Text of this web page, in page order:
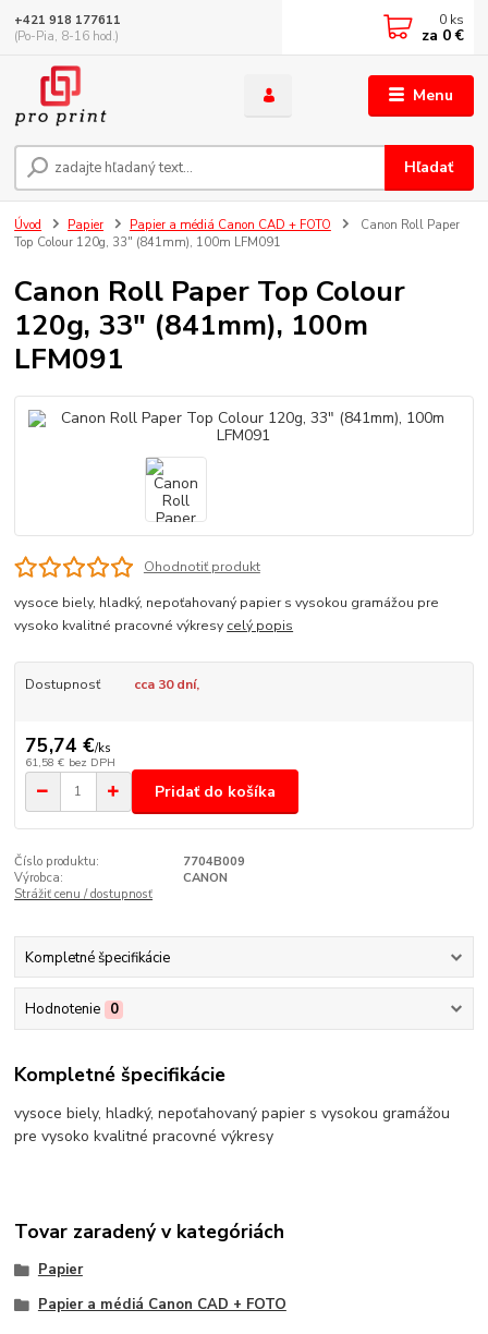
Menu
Hľadať
+421 918 177611
(Po-Pia, 8-16 hod.)
0 ks
za 0 €
Úvod Papier Papier a médiá Canon CAD + FOTO
Canon Roll Paper
Top Colour 120g, 33" (841mm), 100m LFM091
Canon Roll Paper Top Colour
120g, 33" (841mm), 100m
LFM091
Ohodnotiť produkt
vysoce biely, hladký, nepoťahovaný papier s vysokou gramážou pre
vysoko kvalitné pracovné výkresy celý popis
Dostupnosť cca 30 dní,
75,74 €/ks
61,58 € bez DPH
Pridať do košíka
Číslo produktu:
7704B009
Výrobca:
CANON
Strážiť cenu / dostupnosť
Kompletné špecifikácie
Hodnotenie 0
Kompletné špecifikácie
vysoce biely, hladký, nepoťahovaný papier s vysokou gramážou
pre vysoko kvalitné pracovné výkresy
Tovar zaradený v kategóriách
Papier
Papier a médiá Canon CAD + FOTO